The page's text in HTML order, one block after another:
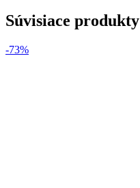
Súvisiace produkty
-73%